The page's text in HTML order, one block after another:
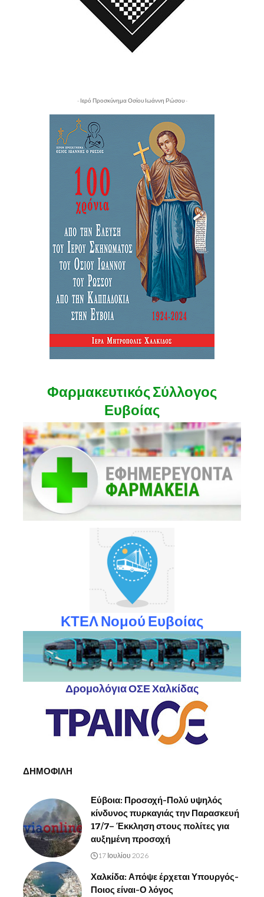
- Ιερό Προσκύνημα Οσίου Ιωάννη Ρώσου -
Φαρμακευτικός Σύλλογος
Ευβοίας
ΚΤΕΛ Νομού Ευβοίας
Δρομολόγια ΟΣΕ Χαλκίδας
ΔΗΜΟΦΙΛΗ
Εύβοια: Προσοχή-Πολύ υψηλός
κίνδυνος πυρκαγιάς την Παρασκευή
17/7– Έκκληση στους πολίτες για
αυξημένη προσοχή
17 Ιουλίου 2026
Χαλκίδα: Απόψε έρχεται Υπουργός-
Ποιος είναι-Ο λόγος